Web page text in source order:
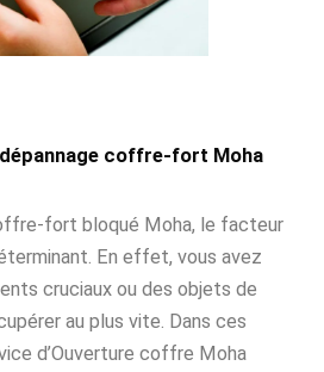
dépannage coffre-fort Moha
fort bloqué Moha, le facteur
En effet, vous avez
cruciaux ou des objets de
au plus vite. Dans ces
d’Ouverture coffre Moha